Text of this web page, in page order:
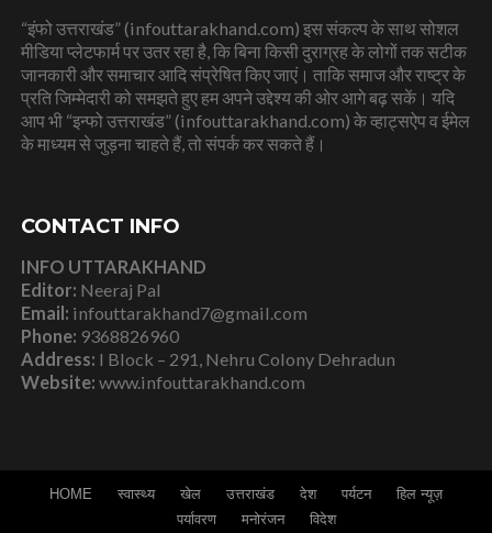
“इंफो उत्तराखंड” (infouttarakhand.com) इस संकल्प के साथ सोशल
मीडिया प्लेटफार्म पर उतर रहा है, कि बिना किसी दुराग्रह के लोगों तक सटीक
जानकारी और समाचार आदि संप्रेषित किए जाएं। ताकि समाज और राष्ट्र के
प्रति जिम्मेदारी को समझते हुए हम अपने उद्देश्य की ओर आगे बढ़ सकें। यदि
आप भी “इन्फो उत्तराखंड” (infouttarakhand.com) के व्हाट्सऐप व ईमेल
के माध्यम से जुड़ना चाहते हैं, तो संपर्क कर सकते हैं।
CONTACT INFO
INFO UTTARAKHAND
Editor: Neeraj Pal
Email: infouttarakhand7@gmail.com
Phone: 9368826960
Address: I Block – 291, Nehru Colony Dehradun
Website: www.infouttarakhand.com
HOME स्वास्थ्य खेल उत्तराखंड देश पर्यटन
हिल न्यूज़
पर्यावरण
मनोरंजन विदेश